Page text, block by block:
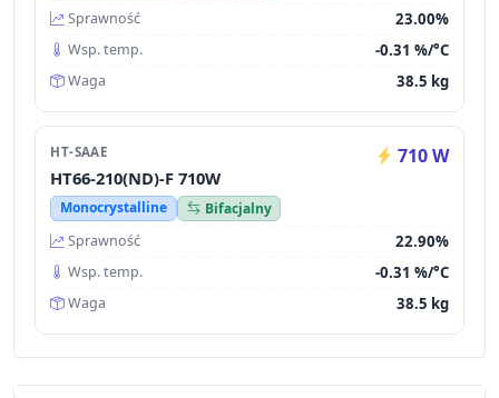
Sprawność
23.00%
Wsp. temp. -0.31 %/°C
Waga 38.5 kg
HT-SAAE 710 W
HT66-210(ND)-F 710W
Monocrystalline
Bifacjalny
Sprawność
22.90%
Wsp. temp. -0.31 %/°C
Waga 38.5 kg